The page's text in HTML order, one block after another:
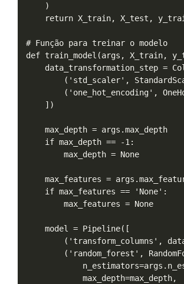
    )
return X_train, X_test,
# Função para treinar o modelo
def train_model(args, X_train,
data_transformation_step =
('std_scaler',
('one_hot_encoding',
    ])
    max_depth = args.max_depth
    if max_depth == -1:
        max_depth = None
max_features =
    if max_features == 'None':
        max_features = None
    model = Pipeline([
('transform_columns',
('random_forest',
            max_depth=max_depth,